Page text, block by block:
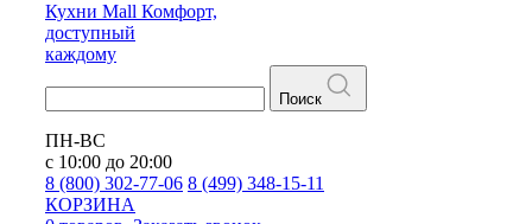
Кухни Mall Комфорт,
доступный
каждому
Поиск
ПН-ВС
с 10:00 до 20:00
8 (800) 302-77-06 8 (499) 348-15-11
КОРЗИНА